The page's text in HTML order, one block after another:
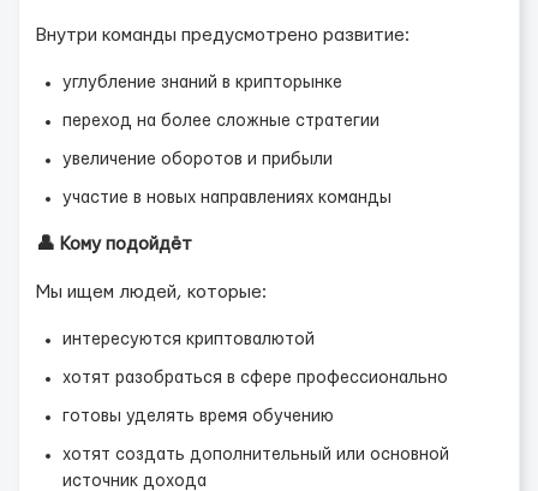
Внутри команды предусмотрено развитие:
углубление знаний в крипторынке
переход на более сложные стратегии
увеличение оборотов и прибыли
участие в новых направлениях команды
👤 Кому подойдёт
Мы ищем людей, которые:
интересуются криптовалютой
хотят разобраться в сфере профессионально
готовы уделять время обучению
хотят создать дополнительный или основной
источник дохода